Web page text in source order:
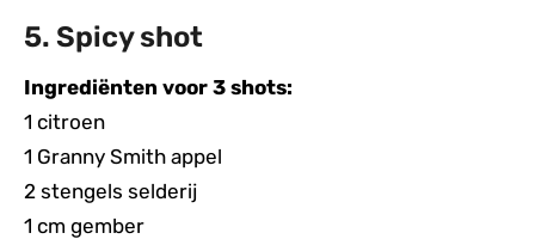
5. Spicy shot
Ingrediënten voor 3 shots:
1 citroen
1 Granny Smith appel
2 stengels selderij
1 cm gember